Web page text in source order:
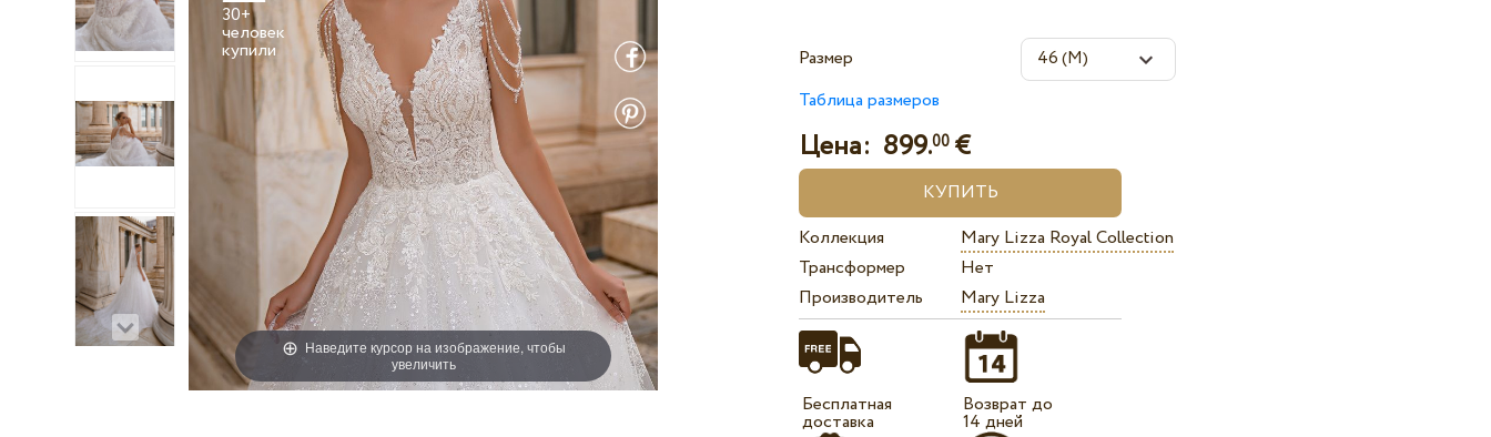
Наведите курсор на изображение, чтобы
увеличить
30+
человек
Размер
Таблица размеров
Цена: 899.00 €
Коллекция
Mary Lizza Royal Collection
Трансформер
Нет
Производитель
Mary Lizza
Бесплатная
доставка
Возврат до
14 дней